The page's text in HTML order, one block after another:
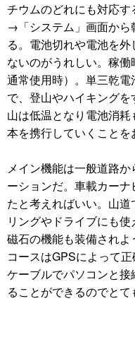
チウムのどれにも対応す
→「システム」画面から
る。電池切れや電池を
ないのがうれしい。稼働
通常使用時）。単三乾
で、登山やハイキング
山は低温となり電池消
本を携行していくことを
メイン機能は一般道路
ーションだ。車載カー
たと考えればいい。山
リングやドライブにも
磁石の機能も装備され
コースはGPSによって
ケーブルでパソコンと
ることができるのでとて